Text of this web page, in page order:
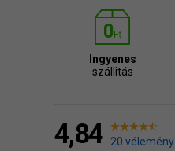
Ingyenes
szállitás
4,84 20 vélemény